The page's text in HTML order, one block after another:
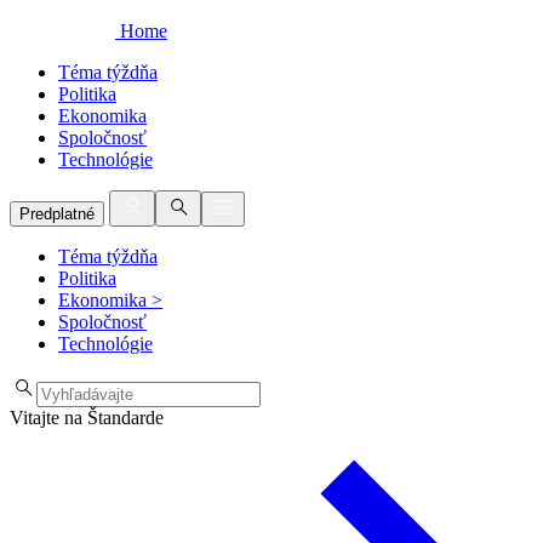
Home
Téma týždňa
Politika
Ekonomika
Spoločnosť
Technológie
Predplatné
Téma týždňa
Politika
Ekonomika >
Spoločnosť
Technológie
Vitajte na Štandarde